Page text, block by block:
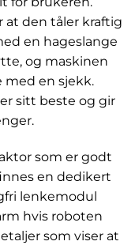
at den tåler kraftig
en hageslange
og maskinen
med en sjekk.
sitt beste og gir
som er godt
en dedikert
lenkemodul
hvis roboten
som viser at